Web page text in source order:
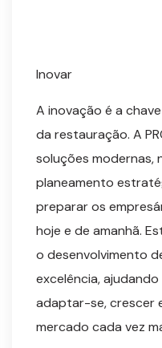
Inovar
A inovação é a
da restauração. A
soluções modernas,
planeamento
preparar os
hoje e de amanhã.
o desenvolvimento
excelência,
adaptar-se, crescer
mercado cada vez